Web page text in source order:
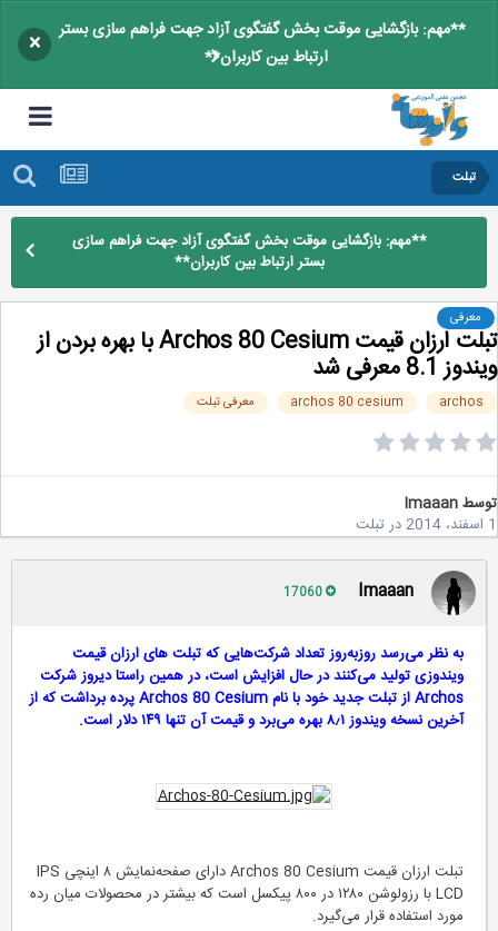
**مهم: بازگشایی موقت بخش گفتگوی آزاد جهت فراهم سازی بستر
ارتباط بین کاربران**
×
تبلت
**مهم: بازگشایی موقت بخش گفتگوی آزاد جهت فراهم سازی
بستر ارتباط بین کاربران**
معرفی
تبلت ارزان قیمت Archos 80 Cesium با بهره بردن از
8.1 معرفی شد
archos 80 cesium معرفی تبلت
Imaaan
درتبلت
Imaaan
به نظر می‌رسد روزبه‌روز تعداد شرکت‌هایی که تبلت های ارزان قیمت
ویندوزی تولید می‌کنند در حال افزایش است، در همین راستا دیروز شرکت
Archos از تبلت جدید خود با نام Archos 80 Cesium پرده برداشت که از
آخرین نسخه ویندوز ۸٫۱ بهره می‌برد و قیمت آن تنها ۱۴۹ دلار است.
تبلت ارزان قیمت Archos 80 Cesium دارای صفحه‌نمایش ۸ اینچی IPS
LCD با رزولوشن ۱۲۸۰ در ۸۰۰ پیکسل است که بیشتر در محصولات میان رده
مورد استفاده قرار می‌گیرد.